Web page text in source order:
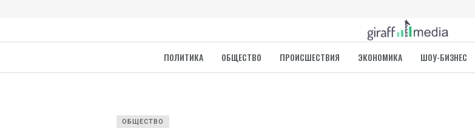
ПОЛИТИКА ОБЩЕСТВО ПРОИСШЕСТВИЯ ЭКОНОМИКА ШОУ-БИЗНЕС
ОБЩЕСТВО